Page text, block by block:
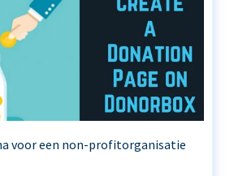
voor een non-profitorganisatie